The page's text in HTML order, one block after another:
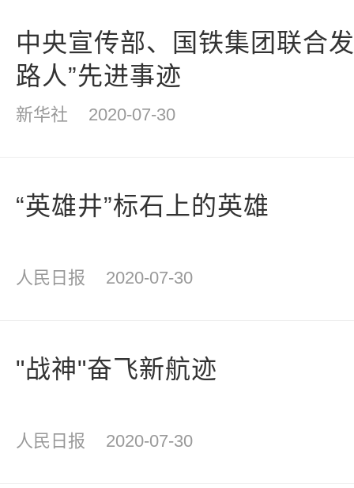
中央宣传部、国铁集团联合
路人”先进事迹
新华社 2020-07-30
“英雄井”标石上的英雄
人民日报 2020-07-30
"战神"奋飞新航迹
人民日报 2020-07-30